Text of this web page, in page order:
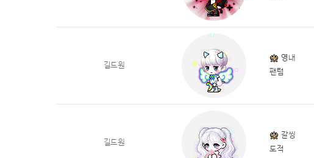
길드원
영내
팬텀
길드원
갈씽
도적